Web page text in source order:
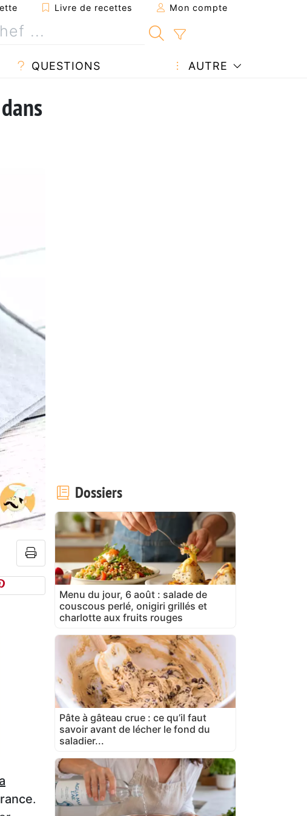
Livre de recettes Mon compte
QUESTIONS AUTRE
.
Dossiers
Menu du jour, 6 août : salade de
couscous perlé, onigiri grillés et
charlotte aux fruits rouges
Pâte à gâteau crue : ce qu’il faut
savoir avant de lécher le fond du
saladier...